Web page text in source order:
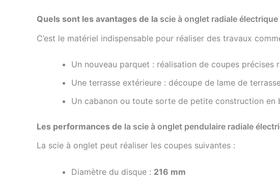
Quels sont les avantages de la scie à onglet radiale électrique
C’est le matériel indispensable pour réaliser des travaux
Un nouveau parquet : réalisation de coupes précises
Une terrasse extérieure : découpe de lame de
Un cabanon ou toute sorte de petite construction
Les performances de la scie à onglet pendulaire radiale
La scie à onglet peut réaliser les coupes suivantes :
Diamètre du disque : 216 mm